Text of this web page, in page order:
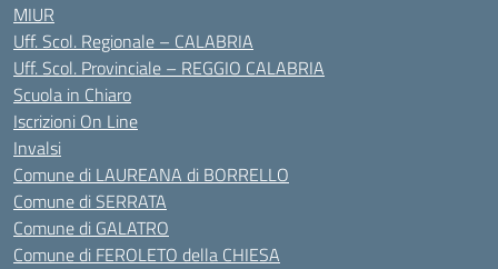
MIUR
Uff. Scol. Regionale – CALABRIA
Uff. Scol. Provinciale – REGGIO CALABRIA
Scuola in Chiaro
Iscrizioni On Line
Invalsi
Comune di LAUREANA di BORRELLO
Comune di SERRATA
Comune di GALATRO
Comune di FEROLETO della CHIESA